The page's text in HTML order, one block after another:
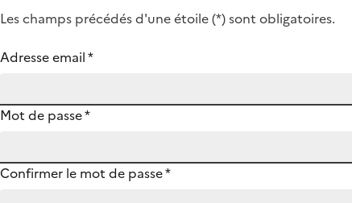
Les champs précédés d'une étoile (*) sont obligatoires.
Adresse email*
Mot de passe*
Confirmer le mot de passe*